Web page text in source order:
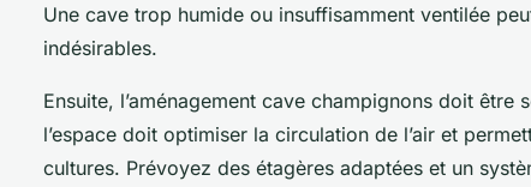
Une cave trop humide ou insuffisamment ventilée
indésirables.
Ensuite, l’aménagement cave champignons doit être
l’espace doit optimiser la circulation de l’air et
cultures. Prévoyez des étagères adaptées et un